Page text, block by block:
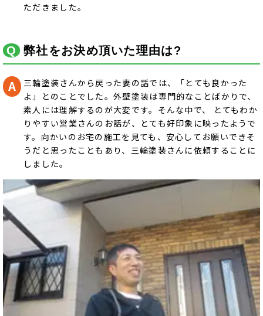
ただきました。
弊社をお決め頂いた理由は?
三輪塗装さんから戻った妻の話では、「とても良かった
よ」とのことでした。外壁塗装は専門的なことばかりで、
素人には理解するのが大変です。そんな中で、 とてもわか
りやすい営業さんのお話が、とても好印象に映ったようで
す。向かいのお宅の施工を見ても、安心してお願いできそ
うだと思ったこともあり、三輪塗装さんに依頼することに
しました。